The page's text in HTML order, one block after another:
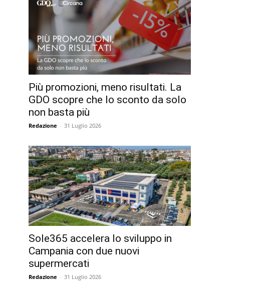
Più promozioni, meno risultati. La
GDO scopre che lo sconto da solo
non basta più
Redazione - 31 Luglio 2026
Sole365 accelera lo sviluppo in
Campania con due nuovi
supermercati
Redazione - 31 Luglio 2026